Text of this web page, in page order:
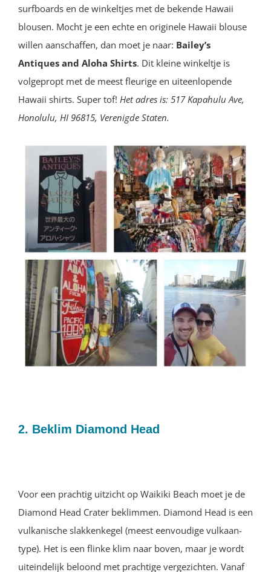
surfboards en de winkeltjes met de bekende Hawaii
blousen. Mocht je een echte en originele Hawaii blouse
willen aanschaffen, dan moet je naar: Bailey’s
Antiques and Aloha Shirts. Dit kleine winkeltje is
volgepropt met de meest fleurige en uiteenlopende
Hawaii shirts. Super tof! Het adres is: 517 Kapahulu Ave,
Honolulu, HI 96815, Verenigde Staten.
2. Beklim Diamond Head
Voor een prachtig uitzicht op Waikiki Beach moet je de
Diamond Head Crater beklimmen. Diamond Head is een
vulkanische slakkenkegel (meest eenvoudige vulkaan-
type). Het is een flinke klim naar boven, maar je wordt
uiteindelijk beloond met prachtige vergezichten. Vanaf